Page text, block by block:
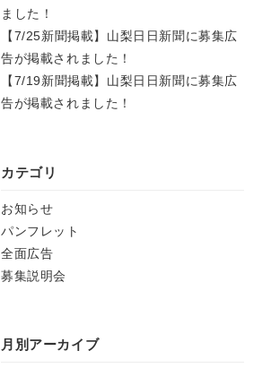
ました！
【7/25新聞掲載】山梨日日新聞に募集広
告が掲載されました！
【7/19新聞掲載】山梨日日新聞に募集広
告が掲載されました！
カテゴリ
お知らせ
パンフレット
全面広告
募集説明会
月別アーカイブ